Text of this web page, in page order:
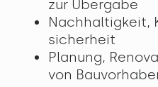
zur Übergabe
Nachhaltigkeit,
sicherheit
Planung,
von